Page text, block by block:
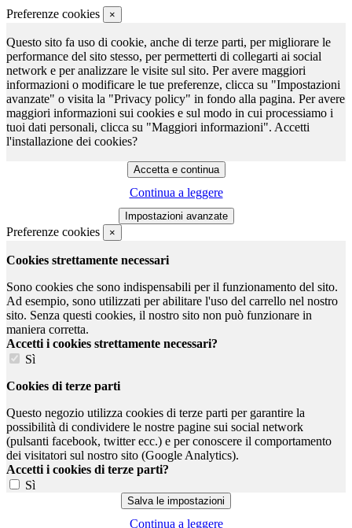
Preferenze cookies ×
Questo sito fa uso di cookie, anche di terze parti, per migliorare le
performance del sito stesso, per permetterti di collegarti ai social
network e per analizzare le visite sul sito. Per avere maggiori
informazioni o modificare le tue preferenze, clicca su "Impostazioni
avanzate" o visita la "Privacy policy" in fondo alla pagina. Per avere
maggiori informazioni sui cookies e sul modo in cui processiamo i
tuoi dati personali, clicca su "Maggiori informazioni". Accetti
l'installazione dei cookies?
Continua a leggere
Preferenze cookies ×
Cookies strettamente necessari
Sono cookies che sono indispensabili per il funzionamento del sito.
Ad esempio, sono utilizzati per abilitare l'uso del carrello nel nostro
sito. Senza questi cookies, il nostro sito non può funzionare in
maniera corretta.
Accetti i cookies strettamente necessari?
Sì
Cookies di terze parti
Questo negozio utilizza cookies di terze parti per garantire la
possibilità di condividere le nostre pagine sui social network
(pulsanti facebook, twitter ecc.) e per conoscere il comportamento
dei visitatori sul nostro sito (Google Analytics).
Accetti i cookies di terze parti?
Sì
Continua a leggere